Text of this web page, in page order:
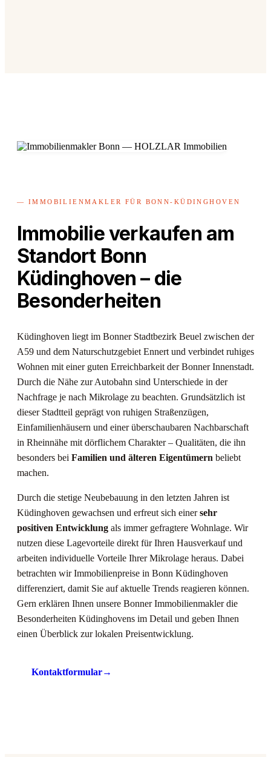
— IMMOBILIENMAKLER FÜR BONN-KÜDINGHOVEN
Immobilie verkaufen am
Standort Bonn
Küdinghoven – die
Besonderheiten
Küdinghoven liegt im Bonner Stadtbezirk Beuel zwischen der
A59 und dem Naturschutzgebiet Ennert und verbindet ruhiges
Wohnen mit einer guten Erreichbarkeit der Bonner Innenstadt.
Durch die Nähe zur Autobahn sind Unterschiede in der
Nachfrage je nach Mikrolage zu beachten. Grundsätzlich ist
dieser Stadtteil geprägt von ruhigen Straßenzügen,
Einfamilienhäusern und einer überschaubaren Nachbarschaft
in Rheinnähe mit dörflichem Charakter – Qualitäten, die ihn
besonders bei Familien und älteren Eigentümern beliebt
machen.
Durch die stetige Neubebauung in den letzten Jahren ist
Küdinghoven gewachsen und erfreut sich einersehr
positiven Entwicklung als immer gefragtere Wohnlage. Wir
nutzen diese Lagevorteile direkt für Ihren Hausverkauf und
arbeiten individuelle Vorteile Ihrer Mikrolage heraus. Dabei
betrachten wir Immobilienpreise in Bonn Küdinghoven
differenziert, damit Sie auf aktuelle Trends reagieren können.
Gern erklären Ihnen unsere Bonner Immobilienmakler die
Besonderheiten Küdinghovens im Detail und geben Ihnen
einen Überblick zur lokalen Preisentwicklung.
Kontaktformular→